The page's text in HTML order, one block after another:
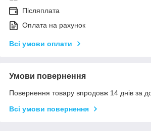
Післяплата
Оплата на рахунок
Всі умови оплати
Умови повернення
Повернення товару впродовж 14 днів за
Всі умови повернення